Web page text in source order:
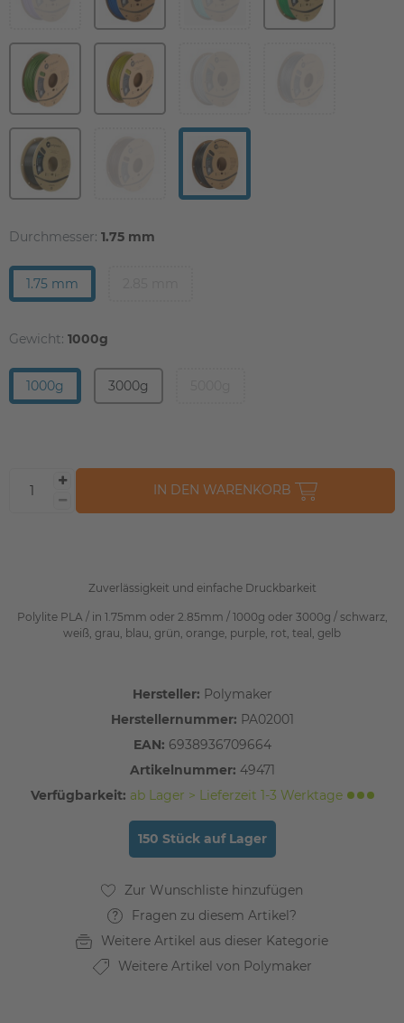
Zuverlässigkeit und einfache Druckbarkeit
Polylite PLA / in 1.75mm oder 2.85mm / 1000g oder 3000g / schwarz,
weiß, grau, blau, grün, orange, purple, rot, teal, gelb
Hersteller: Polymaker
Herstellernummer: PA02001
EAN: 6938936709664
Artikelnummer: 49471
Verfügbarkeit: ab Lager > Lieferzeit 1-3 Werktage
150 Stück auf Lager
Fragen zu diesem Artikel?
Weitere Artikel aus dieser Kategorie
Weitere Artikel von Polymaker
Durchmesser: 1.75 mm
1.75 mm
Gewicht: 1000g
1000g 3000g
IN DEN WARENKORB